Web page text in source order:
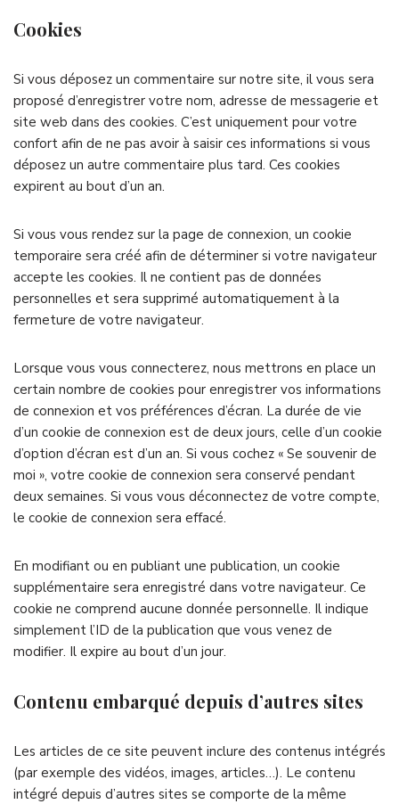
Cookies
Si vous déposez un commentaire sur notre site, il vous sera
proposé d’enregistrer votre nom, adresse de messagerie et
site web dans des cookies. C’est uniquement pour votre
confort afin de ne pas avoir à saisir ces informations si vous
déposez un autre commentaire plus tard. Ces cookies
expirent au bout d’un an.
Si vous vous rendez sur la page de connexion, un cookie
temporaire sera créé afin de déterminer si votre navigateur
accepte les cookies. Il ne contient pas de données
personnelles et sera supprimé automatiquement à la
fermeture de votre navigateur.
Lorsque vous vous connecterez, nous mettrons en place un
certain nombre de cookies pour enregistrer vos informations
de connexion et vos préférences d’écran. La durée de vie
d’un cookie de connexion est de deux jours, celle d’un cookie
d’option d’écran est d’un an. Si vous cochez « Se souvenir de
moi », votre cookie de connexion sera conservé pendant
deux semaines. Si vous vous déconnectez de votre compte,
le cookie de connexion sera effacé.
En modifiant ou en publiant une publication, un cookie
supplémentaire sera enregistré dans votre navigateur. Ce
cookie ne comprend aucune donnée personnelle. Il indique
simplement l’ID de la publication que vous venez de
modifier. Il expire au bout d’un jour.
Contenu embarqué depuis d’autres sites
Les articles de ce site peuvent inclure des contenus intégrés
(par exemple des vidéos, images, articles…). Le contenu
intégré depuis d’autres sites se comporte de la même